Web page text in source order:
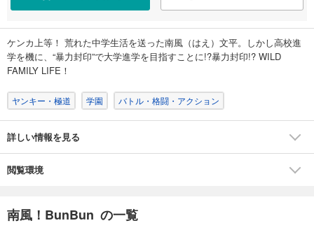
ケンカ上等！ 荒れた中学生活を送った南風（はえ）文平。しかし高校進
学を機に、“暴力封印”で大学進学を目指すことに!?暴力封印!? WILD
FAMILY LIFE！
ヤンキー・極道 学園 バトル・格闘・アクション
詳しい情報を見る
閲覧環境
南風！BunBun の一覧